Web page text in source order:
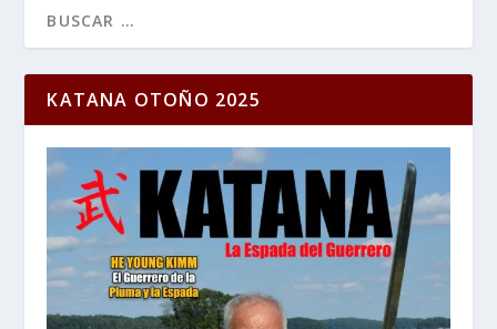
KATANA OTOÑO 2025